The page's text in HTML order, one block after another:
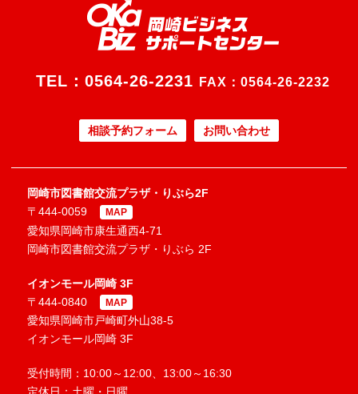
TEL： 0564-26-2231 FAX：0564-26-2232
相談予約フォーム お問い合わせ
岡崎市図書館交流プラザ・りぶら2F
〒444-0059
MAP
愛知県岡崎市康生通西4-71
岡崎市図書館交流プラザ・りぶら 2F
イオンモール岡崎 3F
〒444-0840
MAP
愛知県岡崎市戸崎町外山38-5
イオンモール岡崎 3F
受付時間：10:00～12:00、13:00～16:30